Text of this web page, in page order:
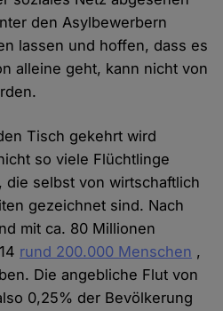
den Asylbewerbern
lassen und hoffen, dass es
alleine geht, kann nicht von
Tisch gekehrt wird
so viele Flüchtlinge
die selbst von wirtschaftlich
gezeichnet sind. Nach
mit ca. 80 Millionen
rund 200.000 Menschen ,
Die angebliche Flut von
0,25% der Bevölkerung